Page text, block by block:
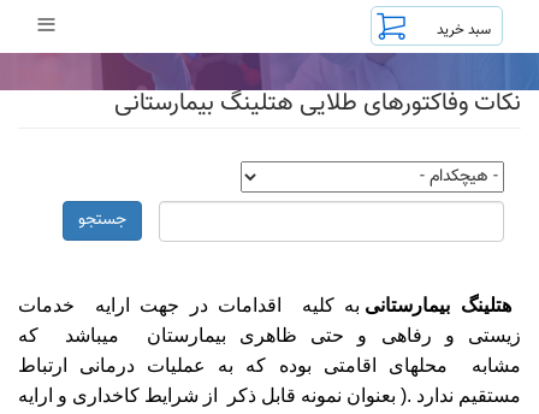
محتوای
≡
نکات وفاکتورهای طلایی هتلینگ بیمارستانی
جستجو
هتلینگ بیمارستانی به کلیه اقدامات در جهت ارایه خدمات
زیستی و رفاهی و حتی ظاهری بیمارستان میباشد که
مشابه محلهای اقامتی بوده که به عملیات درمانی ارتباط
مستقیم ندارد .( بعنوان نمونه قابل ذکر از شرایط کاخداری و ارایه